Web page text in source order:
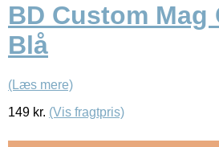
BD Custom Mag
Blå
(Læs mere)
149 kr. (Vis fragtpris)